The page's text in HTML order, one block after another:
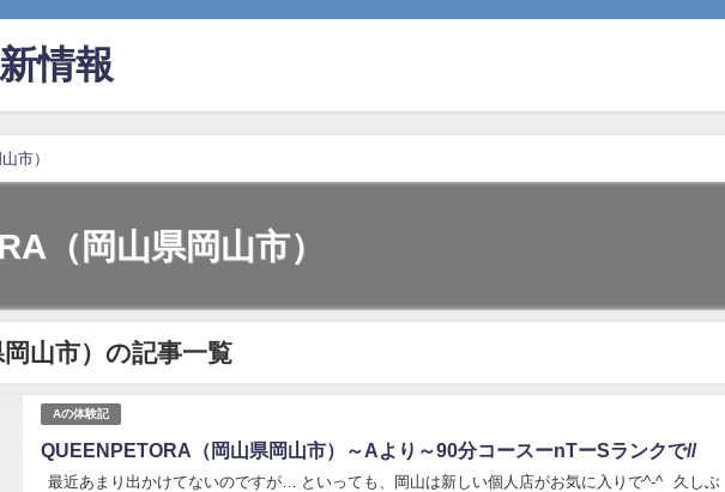
情報
市）
（岡山県岡山市）
山市）の記事一覧
Aの体験記
QUEENPETORA（岡山県岡山市）～Aより～90分コースーnTーSランクで//
最近あまり出かけてないのですが… といっても、岡山は新しい個人店がお気に入りで^-^ 久しぶ